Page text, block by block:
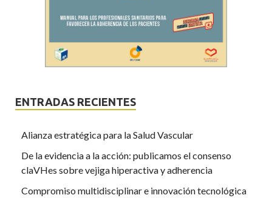
ENTRADAS RECIENTES
Alianza estratégica para la Salud Vascular
De la evidencia a la acción: publicamos el consenso
claVHes sobre vejiga hiperactiva y adherencia
Compromiso multidisciplinar e innovación tecnológica